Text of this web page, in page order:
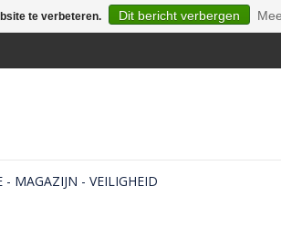
- MAGAZIJN - VEILIGHEID
te verbeteren. Dit bericht verbergen